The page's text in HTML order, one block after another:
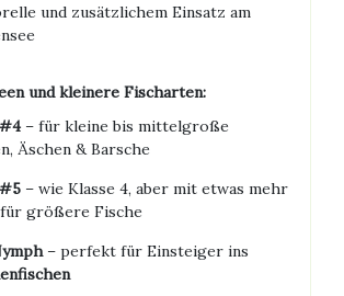
und zusätzlichem Einsatz am
und kleinere Fischarten:
– für kleine bis mittelgroße
Äschen & Barsche
– wie Klasse 4, aber mit etwas mehr
größere Fische
– perfekt für Einsteiger ins